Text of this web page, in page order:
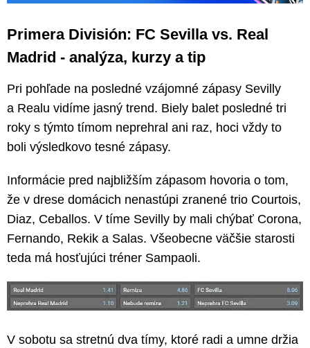
Primera División: FC Sevilla vs. Real
Madrid - analýza, kurzy a tip
Pri pohľade na posledné vzájomné zápasy Sevilly
a Realu vidíme jasný trend. Biely balet posledné tri
roky s týmto tímom neprehral ani raz, hoci vždy to
boli výsledkovo tesné zápasy.
Informácie pred najbližším zápasom hovoria o tom,
že v drese domácich nenastúpi zranené trio Courtois,
Diaz, Ceballos. V tíme Sevilly by mali chýbať Corona,
Fernando, Rekik a Salas. Všeobecne väčšie starosti
teda má hosťujúci tréner Sampaoli.
V sobotu sa stretnú dva tímy, ktoré radi a umne držia